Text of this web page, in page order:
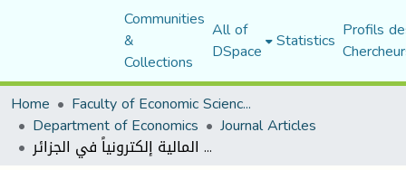
Communities
&
Collections
All of
DSpace Statistics Profils
Home
Faculty of Economic Sciences, Commerce and Management Sciences
Department of Economics Journal Articles
التنمية المالية وتحديات تطبيق منظومة تسيير الخدمات المالية إلكترونياً في الجزائر